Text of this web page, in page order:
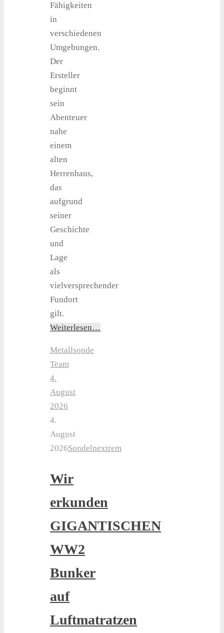
Fähigkeiten
in
verschiedenen
Umgebungen.
Der
Ersteller
beginnt
sein
Abenteuer
nahe
einem
alten
Herrenhaus,
das
aufgrund
seiner
Geschichte
und
Lage
als
vielversprechender
Fundort
gilt.
Weiterlesen…
Metallsonde
Team
4.
August
2026
4.
August
2026Sondelnextrem
Wir
erkunden
GIGANTISCHEN
WW2
Bunker
auf
Luftmatratzen